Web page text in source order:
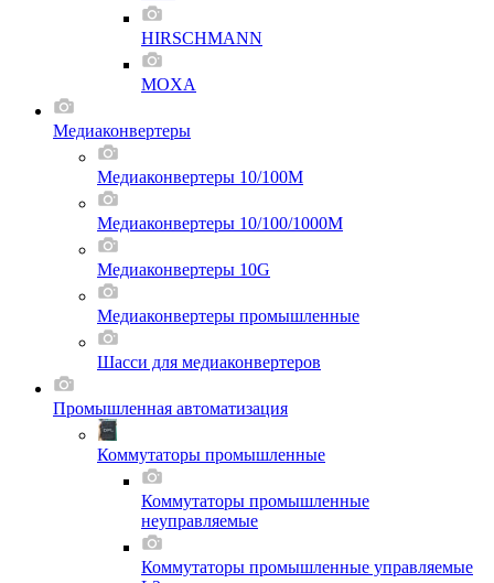
HIRSCHMANN
MOXA
Медиаконвертеры
Медиаконвертеры 10/100M
Медиаконвертеры 10/100/1000M
Медиаконвертеры 10G
Медиаконвертеры промышленные
Шасси для мeдиаконвертеров
Промышленная автоматизация
Коммутаторы промышленные
Коммутаторы промышленные
неуправляемые
Коммутаторы промышленные управляемые